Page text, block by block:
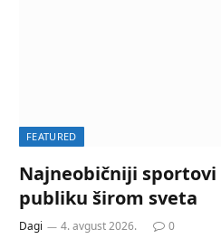
FEATURED
Najneobičniji
publiku širom sveta
Dagi 4. avgust 2026. 0